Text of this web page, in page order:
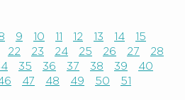
9 10 11 12 13 14
15
22 23 24 25 26 27
28
35 36 37 38 39
40
47 48 49 50
51